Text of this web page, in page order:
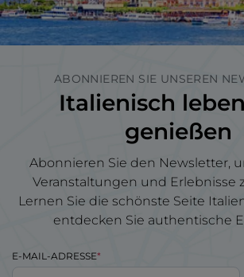
ABONNIEREN SIE UNSEREN
Italienisch
genießen
Abonnieren Sie den Newsletter,
Veranstaltungen und Erlebnisse
Lernen Sie die schönste Seite
entdecken Sie authentische
E-MAIL-ADRESSE